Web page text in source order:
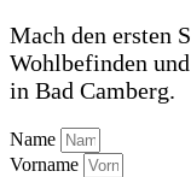
Mach den ersten
Wohlbefinden
in Bad Camberg.
Name
Vorname